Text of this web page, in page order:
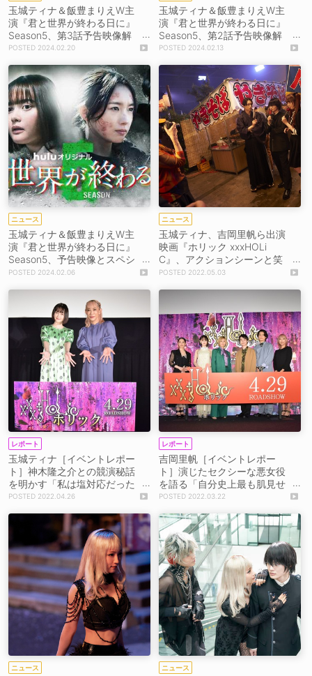
玉城ティナ＆飯豊まりえW主
演『君と世界が終わる日に』
Season5、第3話予告映像解
禁！
2024.02.20
玉城ティナ＆飯豊まりえW主
演『君と世界が終わる日に』
Season5、第2話予告映像解
禁＆YouTube企画始動！
2024.02.13
ニュース
玉城ティナ＆飯豊まりえW主
演『君と世界が終わる日に』
Season5、予告映像とスペシ
ャルメイキング公開！
2024.02.06
ニュース
玉城ティナ、吉岡里帆ら出演
映画『ホリック xxxHOLi
C』、アクションシーンと笑
顔はじけるメイキングPV公
2022.05.03
レポート
玉城ティナ［イベントレポー
ト］神木隆之介との競演秘話
を明かす「私は塩対応だった
みたいで……」映画『ホリッ
2022.04.26
レポート
吉岡里帆［イベントレポー
ト］演じたセクシーな悪女役
を語る「自分史上最も肌見せ
をしてます」映画『ホリック
て
2022.03.22
ニュース ニュース